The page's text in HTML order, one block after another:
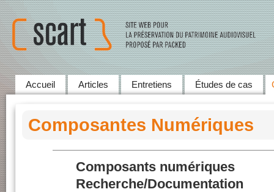
Accueil Articles Entretiens Études de cas
Composantes Numériques
Composants numériques
Recherche/Documentation